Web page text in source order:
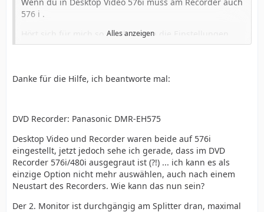
576 i .
Hört sich für mich so an als wären die Einstellungen
nicht im Einklang.
Weil das hin und her stecken, von den HDMI Anschlüsse
innen liegt . Aber da müsste ich auch erst wieder bei
mir gucken
Alles anzeigen
Danke für die Hilfe, ich beantworte mal:
DVD Recorder: Panasonic DMR-EH575
Desktop Video und Recorder waren beide auf 576i
eingestellt, jetzt jedoch sehe ich gerade, dass im DVD
Recorder 576i/480i ausgegraut ist (?!) ... ich kann es als
einzige Option nicht mehr auswählen, auch nach einem
Neustart des Recorders. Wie kann das nun sein?
Der 2. Monitor ist durchgängig am Splitter dran, maximal